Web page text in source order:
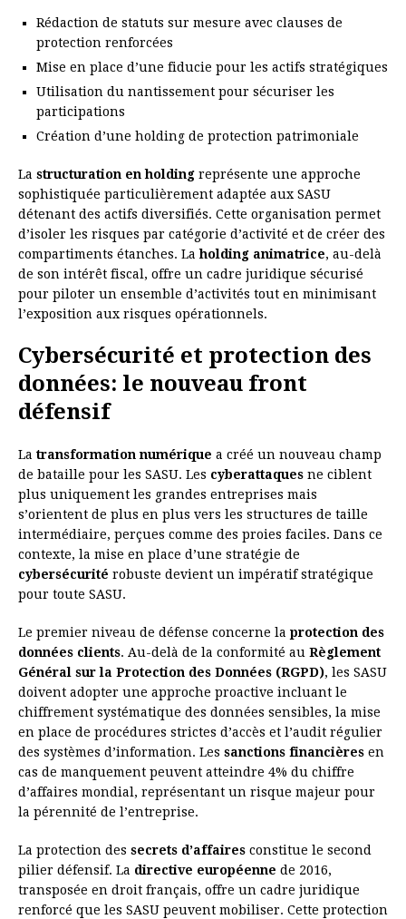
Rédaction de statuts sur mesure avec clauses de
protection renforcées
Mise en place d’une fiducie pour les actifs stratégiques
Utilisation du nantissement pour sécuriser les
participations
Création d’une holding de protection patrimoniale
La structuration en holding représente une approche
sophistiquée particulièrement adaptée aux SASU
détenant des actifs diversifiés. Cette organisation permet
d’isoler les risques par catégorie d’activité et de créer des
compartiments étanches. Laholding animatrice, au-delà
de son intérêt fiscal, offre un cadre juridique sécurisé
pour piloter un ensemble d’activités tout en minimisant
l’exposition aux risques opérationnels.
Cybersécurité et protection des
données: le nouveau front
défensif
La transformation numérique a créé un nouveau champ
de bataille pour les SASU. Les cyberattaques ne ciblent
plus uniquement les grandes entreprises mais
s’orientent de plus en plus vers les structures de taille
intermédiaire, perçues comme des proies faciles. Dans ce
contexte, la mise en place d’une stratégie de
cybersécurité robuste devient un impératif stratégique
pour toute SASU.
Le premier niveau de défense concerne la protection des
données clients. Au-delà de la conformité au Règlement
Général sur la Protection des Données (RGPD), les SASU
doivent adopter une approche proactive incluant le
chiffrement systématique des données sensibles, la mise
en place de procédures strictes d’accès et l’audit régulier
des systèmes d’information. Les sanctions financières en
cas de manquement peuvent atteindre 4% du chiffre
d’affaires mondial, représentant un risque majeur pour
la pérennité de l’entreprise.
La protection des secrets d’affaires constitue le second
pilier défensif. La directive européenne de 2016,
transposée en droit français, offre un cadre juridique
renforcé que les SASU peuvent mobiliser. Cette protection